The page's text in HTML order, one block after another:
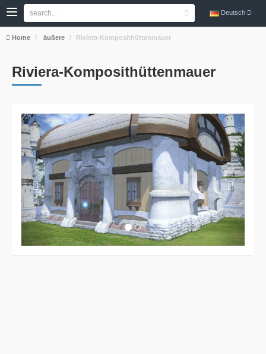
Deutsch
Home äußere Riviera-Komposithüttenmauer
Riviera-Komposithüttenmauer